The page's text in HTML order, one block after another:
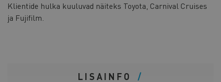
Klientide hulka kuuluvad näiteks Toyota, Carnival Cruises
ja Fujifilm.
LISAINFO